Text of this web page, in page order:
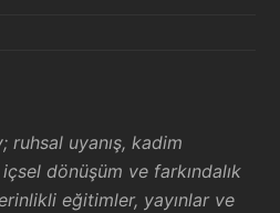
ruhsal uyanış, kadim
dönüşüm ve farkındalık
eğitimler, yayınlar ve